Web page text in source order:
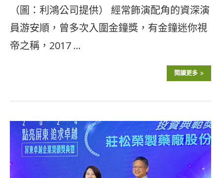
（圖：利鴻公司提供） 經常飾演配角的資深演
員游安順，曾多次入圍金鐘獎，有金鐘迷你視
帝之稱，2017 …
閱讀更多